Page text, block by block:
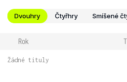
Dvouhry Čtyřhry Smíšené
Rok
Žádné tituly